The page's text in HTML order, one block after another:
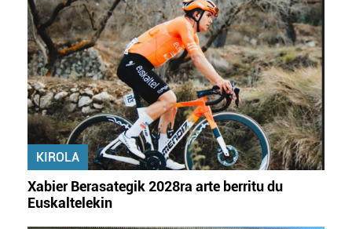
fitxategiak erabiltzen ditu. Zure esperientzia eta
zerbitzuak hobetzeko asmoz, cookie teknologiaz
baliatzen gara. Ohar hau onartuz gero, teknologia hori
erabiltzeko baimen esplizitua ematen diguzu.Gehiago
irakurri
KIROLA
Xabier Berasategik 2028ra arte berritu du
Euskaltelekin